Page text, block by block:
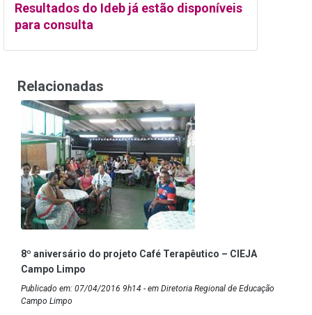
Resultados do Ideb já estão disponíveis
para consulta
Relacionadas
8º aniversário do projeto Café Terapêutico – CIEJA
Campo Limpo
Publicado em: 07/04/2016 9h14 - em Diretoria Regional de Educação
Campo Limpo